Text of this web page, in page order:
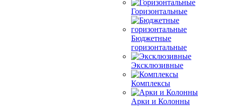
Горизонтальные
Бюджетные
горизонтальные
Эксклюзивные
Комплексы
Арки и Колонны